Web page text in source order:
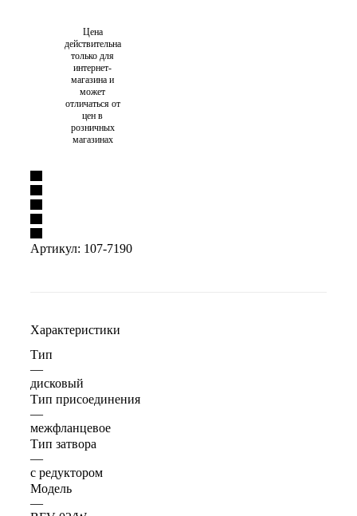
Цена
действительна
только для
интернет-
магазина и
может
отличаться от
цен в
розничных
магазинах
Артикул: 107-7190
Характеристики
Тип
—
дисковый
Тип присоединения
—
межфланцевое
Тип затвора
—
с редуктором
Модель
—